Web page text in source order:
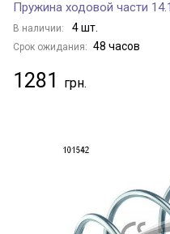
Пружина ходовой части
В наличии: 4 шт.
Срок ожидания: 48 часов
1281